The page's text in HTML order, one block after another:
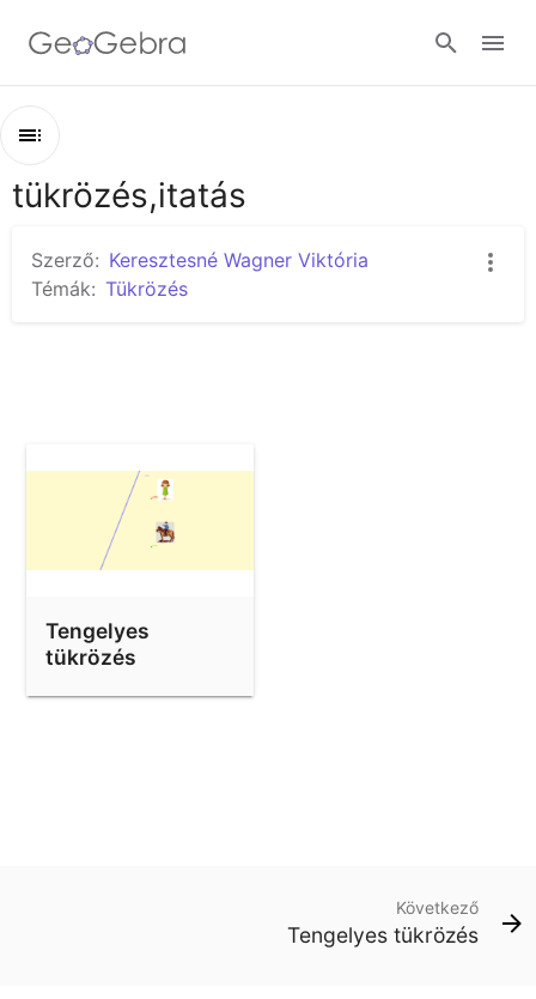
Áttekintés
Tengelyes tükrözés
tükrözés,itatás
Szerző: Keresztesné Wagner Viktória
Témák: Tükrözés
Tengelyes
tükrözés
Következő
Tengelyes tükrözés